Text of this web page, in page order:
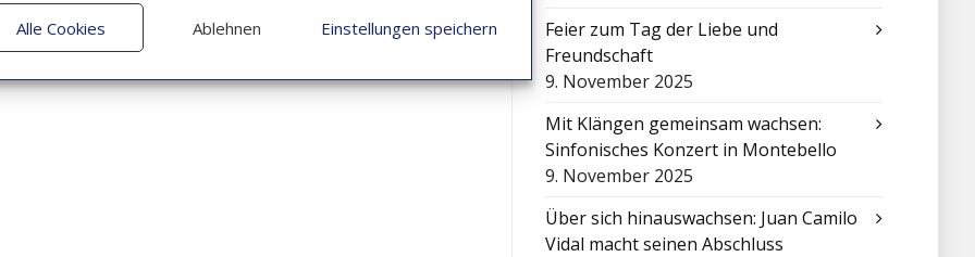
Alle Cookies Ablehnen Einstellungen speichern
Feier zum Tag der Liebe und
Freundschaft
9. November 2025
Mit Klängen gemeinsam wachsen:
Sinfonisches Konzert in Montebello
9. November 2025
Über sich hinauswachsen: Juan Camilo
Vidal macht seinen Abschluss